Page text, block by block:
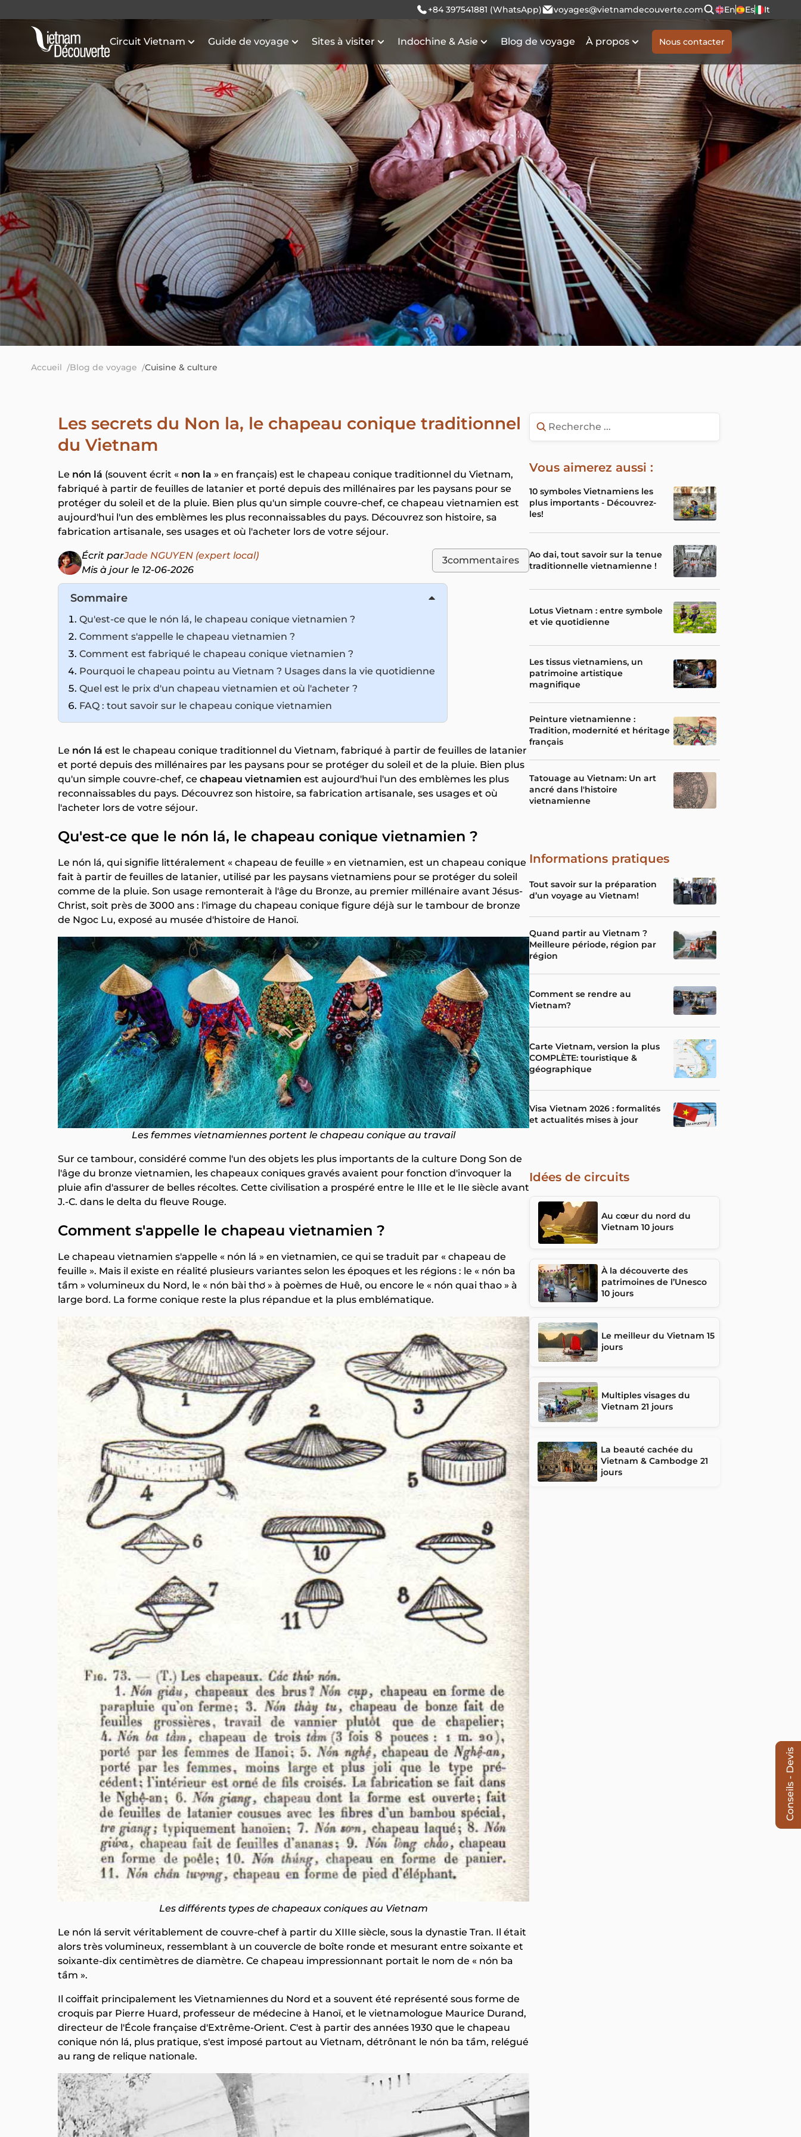
+84 397541881 (WhatsApp) voyages@vietnamdecouverte.com En Es It
Circuit Vietnam Guide de voyage Sites à visiter Indochine & Asie Blog de voyage À propos Nous contacter
Accueil Blog de voyage Cuisine & culture
Les secrets du Non la, le chapeau conique traditionnel
du Vietnam
Le nón lá (souvent écrit « non la » en français) est le chapeau conique traditionnel du Vietnam,
fabriqué à partir de feuilles de latanier et porté depuis des millénaires par les paysans pour se
protéger du soleil et de la pluie. Bien plus qu'un simple couvre-chef, ce chapeau vietnamien est
aujourd'hui l'un des emblèmes les plus reconnaissables du pays. Découvrez son histoire, sa
fabrication artisanale, ses usages et où l'acheter lors de votre séjour.
Écrit parJade NGUYEN (expert local)
Mis à jour le 12-06-2026
3commentaires
Sommaire
Qu'est-ce que le nón lá, le chapeau conique vietnamien ?
Comment s'appelle le chapeau vietnamien ?
Comment est fabriqué le chapeau conique vietnamien ?
Pourquoi le chapeau pointu au Vietnam ? Usages dans la vie quotidienne
Quel est le prix d'un chapeau vietnamien et où l'acheter ?
FAQ : tout savoir sur le chapeau conique vietnamien
Le nón lá est le chapeau conique traditionnel du Vietnam, fabriqué à partir de feuilles de latanier
et porté depuis des millénaires par les paysans pour se protéger du soleil et de la pluie. Bien plus
qu'un simple couvre-chef, ce chapeau vietnamien est aujourd'hui l'un des emblèmes les plus
reconnaissables du pays. Découvrez son histoire, sa fabrication artisanale, ses usages et où
l'acheter lors de votre séjour.
Qu'est-ce que le nón lá, le chapeau conique vietnamien ?
Le nón lá, qui signifie littéralement « chapeau de feuille » en vietnamien, est un chapeau conique
fait à partir de feuilles de latanier, utilisé par les paysans vietnamiens pour se protéger du soleil
comme de la pluie. Son usage remonterait à l'âge du Bronze, au premier millénaire avant Jésus-
Christ, soit près de 3000 ans : l'image du chapeau conique figure déjà sur le tambour de bronze
de Ngoc Lu, exposé au musée d'histoire de Hanoï.
Les femmes vietnamiennes portent le chapeau conique au travail
Sur ce tambour, considéré comme l'un des objets les plus importants de la culture Dong Son de
l'âge du bronze vietnamien, les chapeaux coniques gravés avaient pour fonction d'invoquer la
pluie afin d'assurer de belles récoltes. Cette civilisation a prospéré entre le IIIe et le IIe siècle avant
J.-C. dans le delta du fleuve Rouge.
Comment s'appelle le chapeau vietnamien ?
Le chapeau vietnamien s'appelle « nón lá » en vietnamien, ce qui se traduit par « chapeau de
feuille ». Mais il existe en réalité plusieurs variantes selon les époques et les régions : le « nón ba
tầm » volumineux du Nord, le « nón bài thơ » à poèmes de Huê, ou encore le « nón quai thao » à
large bord. La forme conique reste la plus répandue et la plus emblématique.
Les différents types de chapeaux coniques au Vietnam
Le nón lá servit véritablement de couvre-chef à partir du XIIIe siècle, sous la dynastie Tran. Il était
alors très volumineux, ressemblant à un couvercle de boîte ronde et mesurant entre soixante et
soixante-dix centimètres de diamètre. Ce chapeau impressionnant portait le nom de « nón ba
tầm ».
Il coiffait principalement les Vietnamiennes du Nord et a souvent été représenté sous forme de
croquis par Pierre Huard, professeur de médecine à Hanoï, et le vietnamologue Maurice Durand,
directeur de l'École française d'Extrême-Orient. C'est à partir des années 1930 que le chapeau
conique nón lá, plus pratique, s'est imposé partout au Vietnam, détrônant le nón ba tầm, relégué
au rang de relique nationale.
Vous aimerez aussi :
10 symboles Vietnamiens les
plus importants - Découvrez-
les!
Ao dai, tout savoir sur la tenue
traditionnelle vietnamienne !
Lotus Vietnam : entre symbole
et vie quotidienne
Les tissus vietnamiens, un
patrimoine artistique
magnifique
Peinture vietnamienne :
Tradition, modernité et héritage
français
Tatouage au Vietnam: Un art
ancré dans l'histoire
vietnamienne
Informations pratiques
Tout savoir sur la préparation
d’un voyage au Vietnam!
Quand partir au Vietnam ?
Meilleure période, région par
région
Comment se rendre au
Vietnam?
Carte Vietnam, version la plus
COMPLÈTE: touristique &
géographique
Visa Vietnam 2026 : formalités
et actualités mises à jour
Idées de circuits
Au cœur du nord du
Vietnam 10 jours
À la découverte des
patrimoines de l’Unesco
10 jours
Le meilleur du Vietnam 15
jours
Multiples visages du
Vietnam 21 jours
La beauté cachée du
Vietnam & Cambodge 21
jours
Conseils - Devis